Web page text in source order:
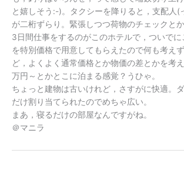
と嬉しそう:-)。タクシーを降りると，支配人(
が二桁ずらり。緊張しつつ荷物のチェックとか
3日間仕事をするのがこのホテルで，ついで
を特別価格で用意してもらえたので何も考え
ど，よくよく通常価格とか物価の差とかを考
万円～とかとこに泊まる感覚？うひゃ。
ちょっと建物は古いけれど，さすがに快適。
だけ割り当てられたのでめちゃ広い。
まあ，寝るだけの部屋なんですがね。
＠マニラ